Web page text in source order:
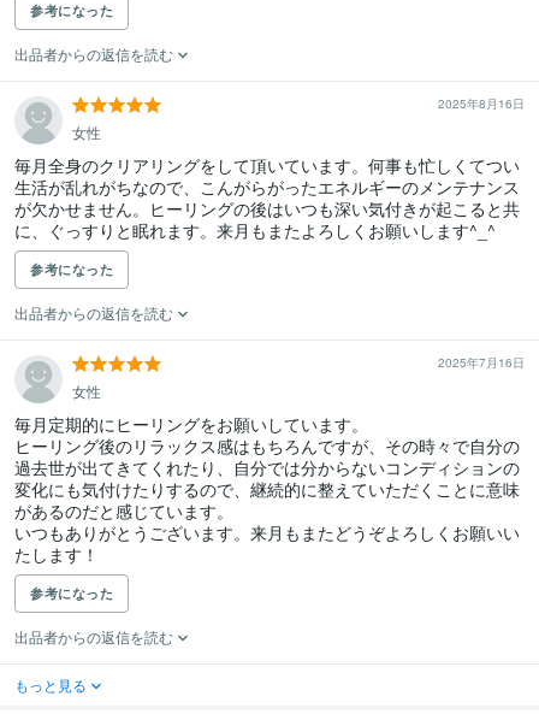
参考になった
出品者からの返信を読む
2025年8月16日
女性
毎月全身のクリアリングをして頂いています。何事も忙しくてつい
生活が乱れがちなので、こんがらがったエネルギーのメンテナンス
が欠かせません。ヒーリングの後はいつも深い気付きが起こると共
に、ぐっすりと眠れます。来月もまたよろしくお願いします^_^
参考になった
出品者からの返信を読む
2025年7月16日
女性
毎月定期的にヒーリングをお願いしています。
ヒーリング後のリラックス感はもちろんですが、その時々で自分の
過去世が出てきてくれたり、自分では分からないコンディションの
変化にも気付けたりするので、継続的に整えていただくことに意味
があるのだと感じています。
いつもありがとうございます。来月もまたどうぞよろしくお願いい
たします！
参考になった
出品者からの返信を読む
もっと見る